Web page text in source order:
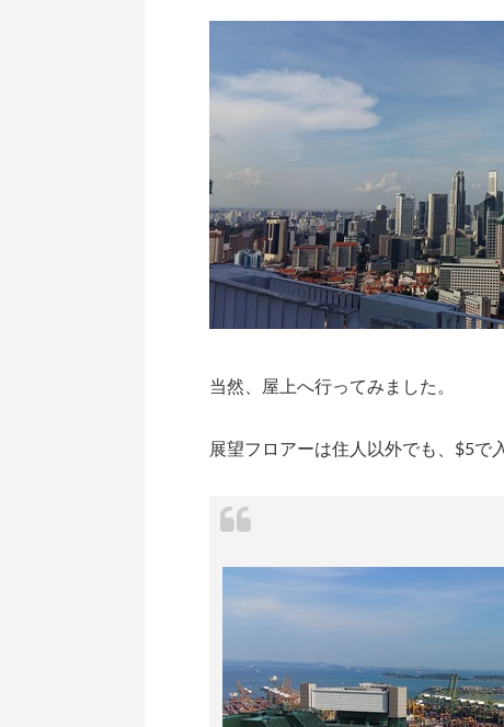
当然、屋上へ行ってみました。
展望フロアーは住人以外でも、$5で